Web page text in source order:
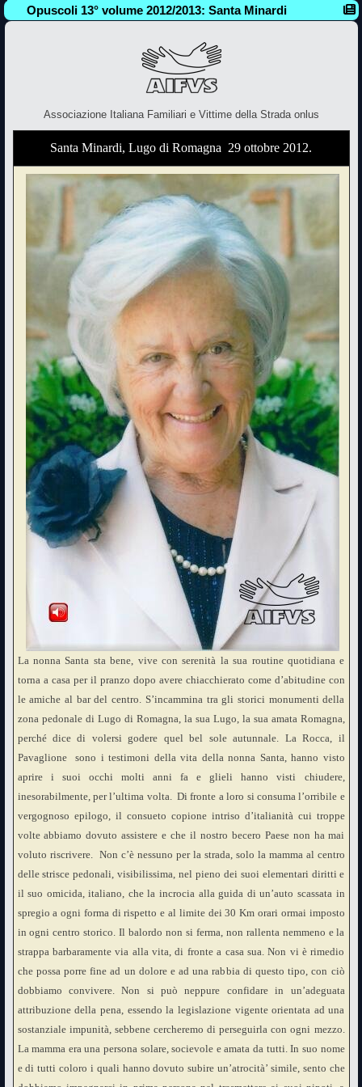
Opuscoli 13° volume 2012/2013: Santa Minardi
Associazione Italiana Familiari e Vittime della Strada onlus
Santa Minardi, Lugo di Romagna  29 ottobre 2012.
La nonna Santa sta bene, vive con serenità la sua routine quotidiana e
torna a casa per il pranzo dopo avere chiacchierato come d’abitudine con
le amiche al bar del centro. S’incammina tra gli storici monumenti della
zona pedonale di Lugo di Romagna, la sua Lugo, la sua amata Romagna,
perché dice di volersi godere quel bel sole autunnale. La Rocca, il
Pavaglione sono i testimoni della vita della nonna Santa, hanno visto
aprire i suoi occhi molti anni fa e glieli hanno visti chiudere,
inesorabilmente, per l’ultima volta. Di fronte a loro si consuma l’orribile e
vergognoso epilogo, il consueto copione intriso d’italianità cui troppe
volte abbiamo dovuto assistere e che il nostro becero Paese non ha mai
voluto riscrivere. Non c’è nessuno per la strada, solo la mamma al centro
delle strisce pedonali, visibilissima, nel pieno dei suoi elementari diritti e
il suo omicida, italiano, che la incrocia alla guida di un’auto scassata in
spregio a ogni forma di rispetto e al limite dei 30 Km orari ormai imposto
in ogni centro storico. Il balordo non si ferma, non rallenta nemmeno e la
strappa barbaramente via alla vita, di fronte a casa sua. Non vi è rimedio
che possa porre fine ad un dolore e ad una rabbia di questo tipo, con ciò
dobbiamo convivere. Non si può neppure confidare in un’adeguata
attribuzione della pena, essendo la legislazione vigente orientata ad una
sostanziale impunità, sebbene cercheremo di perseguirla con ogni mezzo.
La mamma era una persona solare, socievole e amata da tutti. In suo nome
e di tutti coloro i quali hanno dovuto subire un’atrocità’ simile, sento che